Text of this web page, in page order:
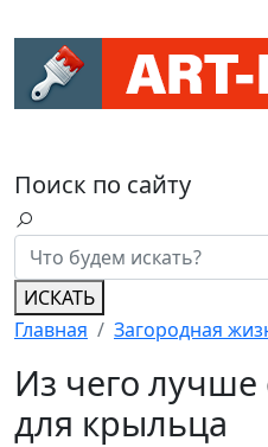
Поиск по сайту
ИСКАТЬ
Главная
Загородная
Из чего лучше
для крыльца